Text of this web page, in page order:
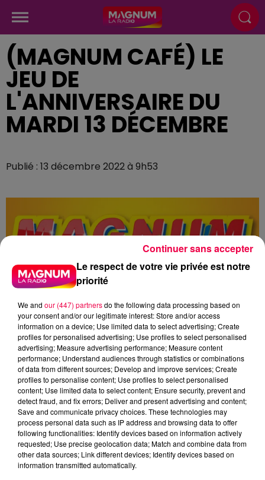
(MAGNUM CAFÉ) LE
JEU DE
L'ANNIVERSAIRE DU
MARDI 13 DÉCEMBRE
Publié : 13 décembre 2022 à 9h53
Flash infos
Crédit :Flash infos
Le respect de votre vie privée est notre
priorité
We and our (447) partnersdo the following data processing based on
your consent and/or our legitimate interest: Store and/or access
information on a device; Use limited data to select advertising; Create
profiles for personalised advertising; Use profiles to select personalised
advertising; Measure advertising performance; Measure content
performance; Understand audiences through statistics or combinations
of data from different sources; Develop and improve services; Create
profiles to personalise content; Use profiles to select personalised
content; Use limited data to select content; Ensure security, prevent and
detect fraud, and fix errors; Deliver and present advertising and content;
Save and communicate privacy choices. These technologies may
process personal data such as IP address and browsing data to offer
following functionalities: Identify devices based on information actively
requested; Use precise geolocation data; Match and combine data from
other data sources; Link different devices; Identify devices based on
information transmitted automatically.
Continuer sans accepter